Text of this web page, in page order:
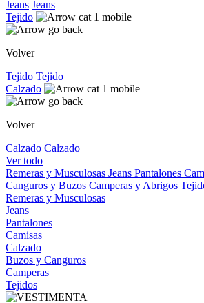
Jeans Jeans
Tejido
Volver
Tejido Tejido
Calzado
Volver
Calzado Calzado
Ver todo
Remeras y Musculosas Jeans Pantalones
Canguros y Buzos Camperas y Abrigos
Remeras y Musculosas
Jeans
Pantalones
Camisas
Calzado
Buzos y Canguros
Camperas
Tejidos